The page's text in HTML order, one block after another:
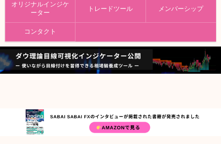
オリジナルインジケ
ーター
トレードツール メンバーシップ
コンタクト